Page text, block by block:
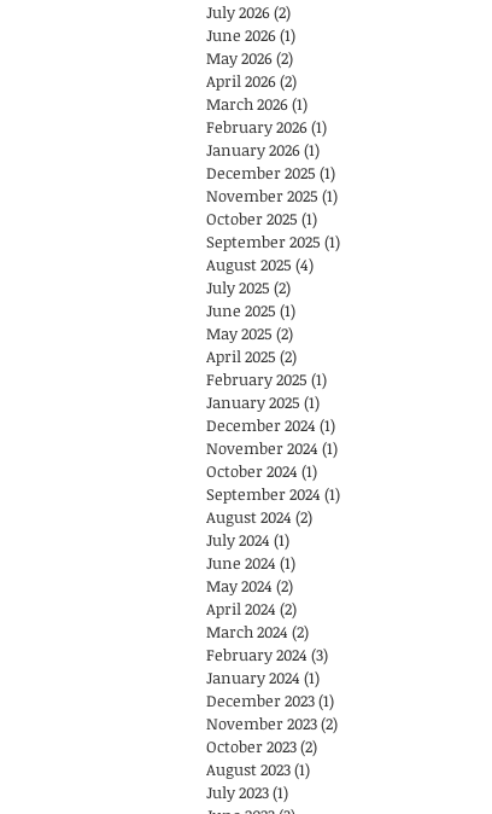
July 2026(2)
June 2026(1)
May 2026(2)
April 2026(2)
March 2026(1)
February 2026(1)
January 2026(1)
December 2025 (1)
November 2025 (1)
October 2025 (1)
September 2025 (1)
August 2025 (4)
July 2025 (2)
June 2025 (1)
May 2025 (2)
April 2025 (2)
February 2025 (1)
January 2025 (1)
December 2024 (1)
November 2024 (1)
October 2024 (1)
September 2024 (1)
August 2024 (2)
July 2024 (1)
June 2024 (1)
May 2024 (2)
April 2024 (2)
March 2024 (2)
February 2024 (3)
January 2024 (1)
December 2023(1)
November 2023(2)
October 2023(2)
August 2023(1)
July 2023(1)